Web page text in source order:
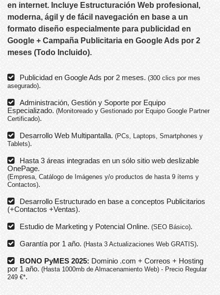
en internet. Incluye Estructuración Web profesional,
moderna, ágil y de fácil navegación en base a un
formato diseño especialmente para publicidad en
Google + Campaña Publicitaria en Google Ads por 2
meses (Todo Incluido).
Publicidad en Google Ads por 2 meses. (300 clics por mes
asegurado).
Administración, Gestión y Soporte por Equipo
Especializado. (Monitoreado y Gestionado por Equipo Google Partner
Certificado).
Desarrollo Web Multipantalla. (PCs, Laptops, Smartphones y
Tablets).
Hasta 3 áreas integradas en un sólo sitio web deslizable
OnePage.
(Empresa, Catálogo de Imágenes y/o productos de hasta 9 ítems y
Contactos).
Desarrollo Estructurado en base a conceptos Publicitarios
(+Contactos +Ventas).
Estudio de Marketing y Potencial Online. (SEO Básico).
Garantía por 1 año. (Hasta 3 Actualizaciones Web GRATIS).
BONO PyMES 2025: Dominio .com + Correos + Hosting
por 1 año. (Hasta 1000mb de Almacenamiento Web) - Precio Regular
249 €*.